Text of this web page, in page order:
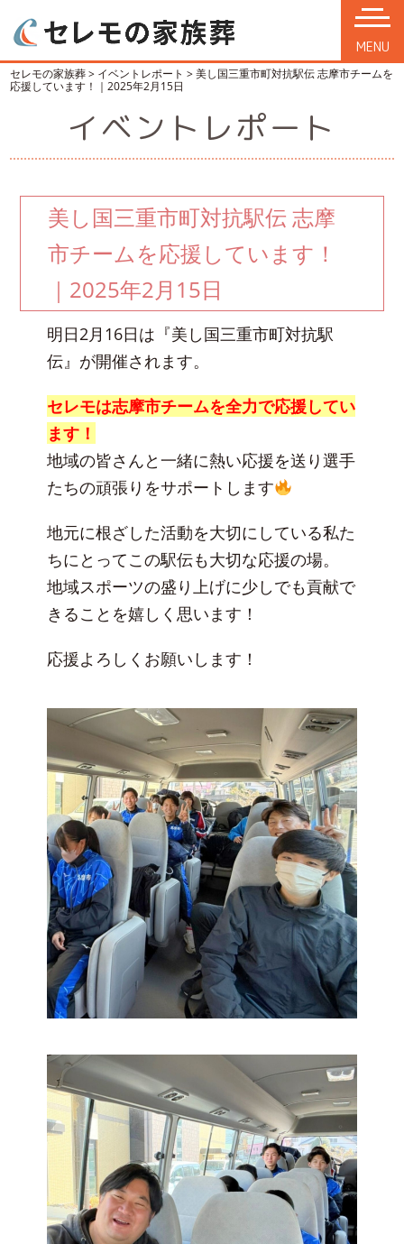
MENU
セレモの家族葬> イベントレポート >美し国三重市町対抗駅伝 志摩市チームを
応援しています！｜2025年2月15日
イベントレポート
美し国三重市町対抗駅伝 志摩
市チームを応援しています！
｜2025年2月15日
明日2月16日は『美し国三重市町対抗駅
伝』が開催されます。
セレモは志摩市チームを全力で応援してい
ます！
地域の皆さんと一緒に熱い応援を送り選手
たちの頑張りをサポートします
地元に根ざした活動を大切にしている私た
ちにとってこの駅伝も大切な応援の場。
地域スポーツの盛り上げに少しでも貢献で
きることを嬉しく思います！
応援よろしくお願いします！